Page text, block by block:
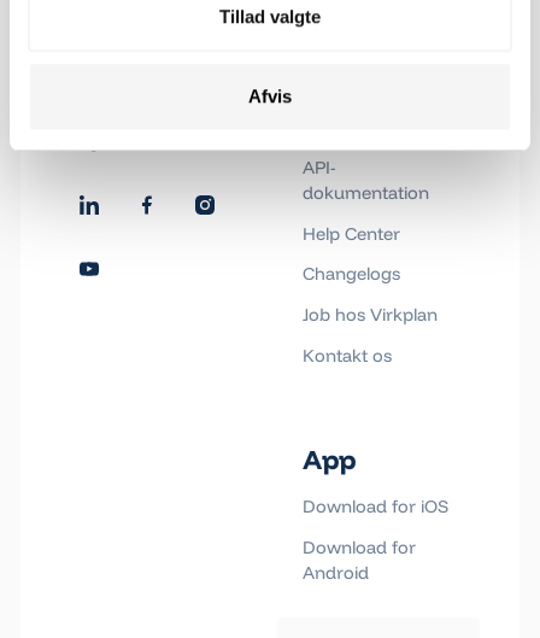
Tillad valgte
Afvis
processer igennem
kontakt@virkplan.dk
Email blev kopieret!
Events
API-
dokumentation
Help Center
Changelogs
Job hos Virkplan
Kontakt os
App
Download for iOS
Download for
Android